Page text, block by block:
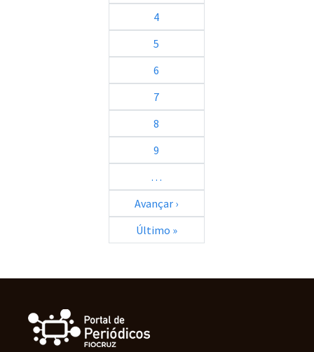
4
5
6
7
8
9
…
Avançar ›Próxima página
Último »Última página